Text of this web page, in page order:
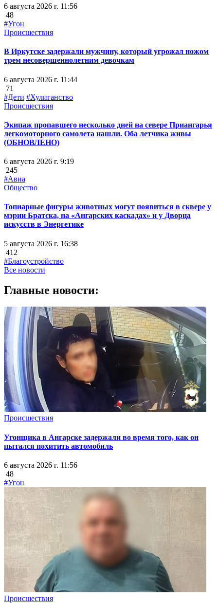
6 августа 2026 г. 11:56
48
#Угон
Происшествия
В Иркутске задержали мужчину, который угрожал ножом
трем несовершеннолетним девочкам
6 августа 2026 г. 11:44
71
#Дети #Хулиганство
Происшествия
Экипаж пропавшего несколько дней на севере Приангарья
легкомоторного самолета нашли. Оба летчика живы
(ОБНОВЛЕНО)
6 августа 2026 г. 9:19
245
#Авиа
Общество
Топиарные фигуры животных могут появиться в сквере у
мэрии Братска, на «Ангарских каскадах» и у Дворца
искусств в Энергетике
5 августа 2026 г. 16:38
412
#Благоустройство
Все новости
Главные новости:
Происшествия
Угонщика в Ангарске задержали во время того, как он
пытался похитить автомобиль
6 августа 2026 г. 11:56
48
#Угон
Происшествия